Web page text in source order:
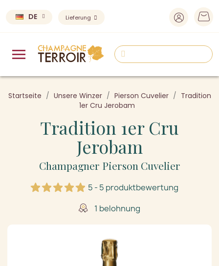
DE Lieferung
Startseite Unsere Winzer Pierson Cuvelier
Tradition
1er Cru Jerobam
Tradition 1er Cru
Jerobam
Champagner Pierson Cuvelier
5 - 5 produktbewertung
1 belohnung